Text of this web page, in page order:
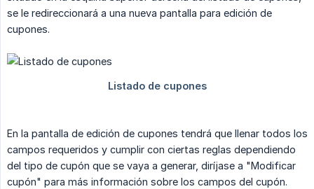
se le redireccionará a una nueva pantalla para edición de
cupones.
En la pantalla de edición de cupones tendrá que llenar todos los
campos requeridos y cumplir con ciertas reglas dependiendo
del tipo de cupón que se vaya a generar, diríjase a "Modificar
cupón" para más información sobre los campos del cupón.